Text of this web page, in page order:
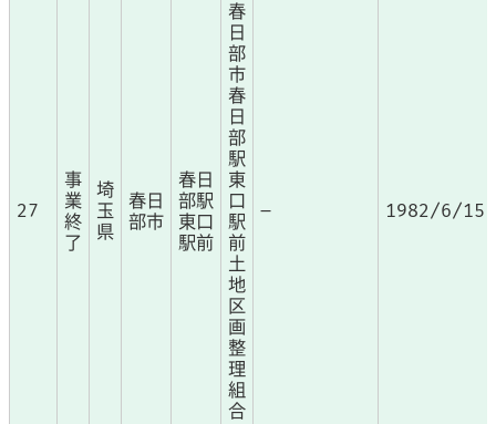
27
事
業
終
了
埼
玉
県
春日
部市
春日
部駅
東口
駅前
春
日
部
市
春
日
部
駅
東
口
駅
前
土
地
区
画
整
理
組
合
– 1982/6/15